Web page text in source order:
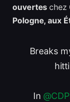
ouvertes chez
Pologne, aux
Breaks
In